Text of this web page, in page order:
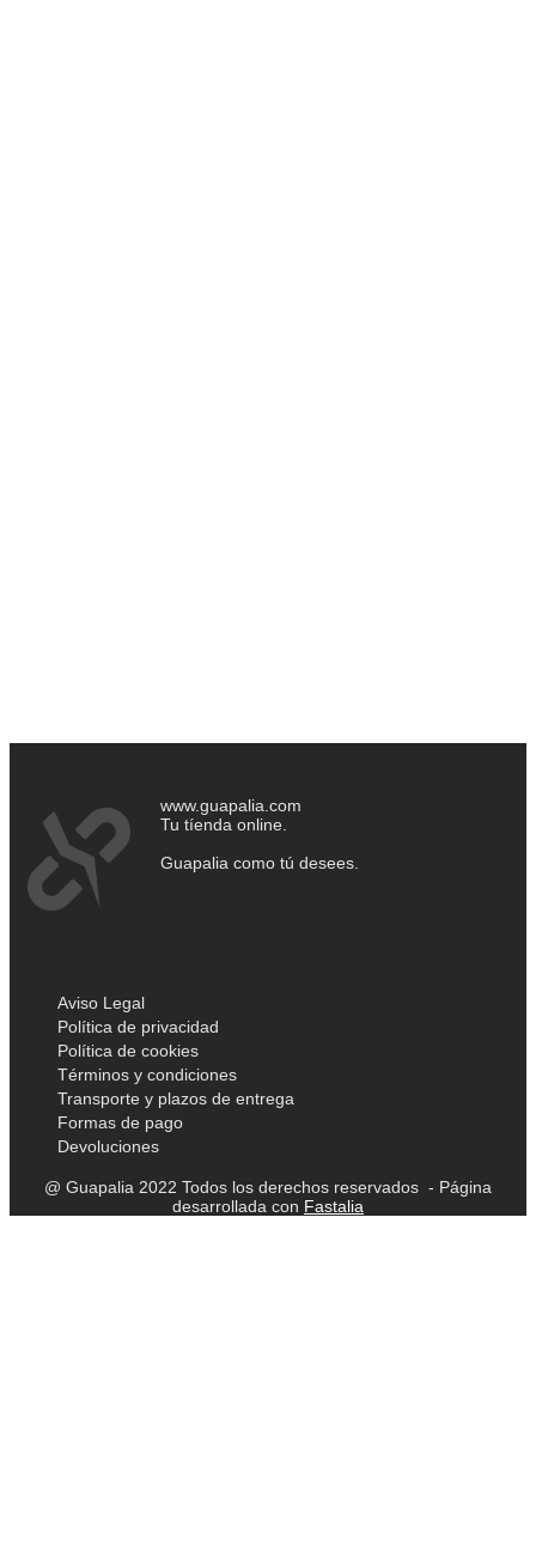
www.guapalia.com
Tu tíenda online.
Guapalia como tú desees.
Aviso Legal
Política de privacidad
Política de cookies
Términos y condiciones
Transporte y plazos de entrega
Formas de pago
Devoluciones
@ Guapalia 2022 Todos los derechos reservados - Página
desarrollada con Fastalia